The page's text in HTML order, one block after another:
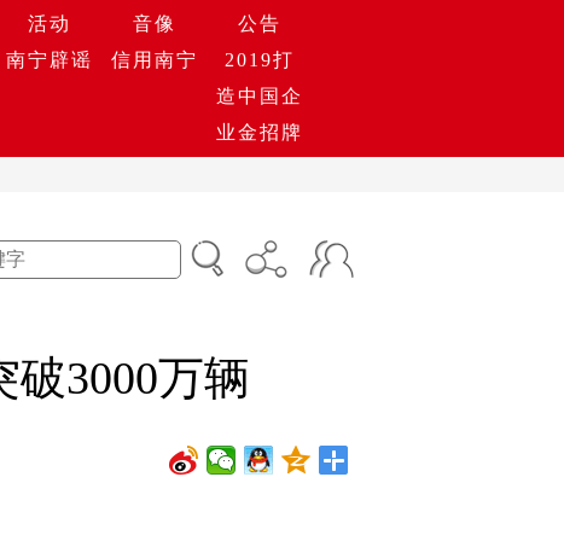
活动 音像
公告
南宁辟谣 信用南宁
2019打
造中国企
业金招牌
3000万辆